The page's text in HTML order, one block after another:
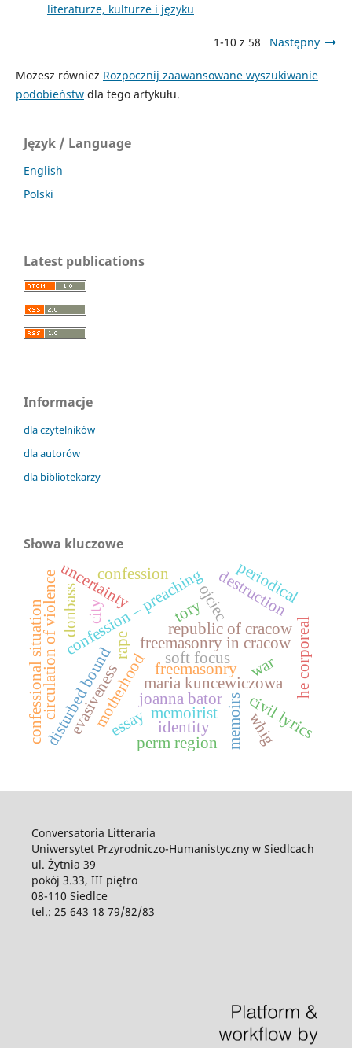
literaturze, kulturze i języku
1-10 z 58 Następny
Możesz również Rozpocznij zaawansowane wyszukiwanie
podobieństwdla tego artykułu.
Język / Language
English
Polski
Latest publications
Informacje
dla czytelników
dla autorów
dla bibliotekarzy
Słowa kluczowe
freemasonry
freemasonry in cracow
republic of cracow
motherhood
rape
disturbed bound
circulation of violence maria kuncewiczowa
joanna bator
confession – preaching
memoirs
memoirist
soft focus
uncertainty
evasiveness
ojciec
civil lyrics
identity
donbass city
war he corporeal
destruction
essay
periodical
tory
whig
confession
confessional situation perm region
Conversatoria Litteraria
Uniwersytet Przyrodniczo-Humanistyczny w Siedlcach
ul. Żytnia 39
pokój 3.33, III piętro
08-110 Siedlce
tel.: 25 643 18 79/82/83